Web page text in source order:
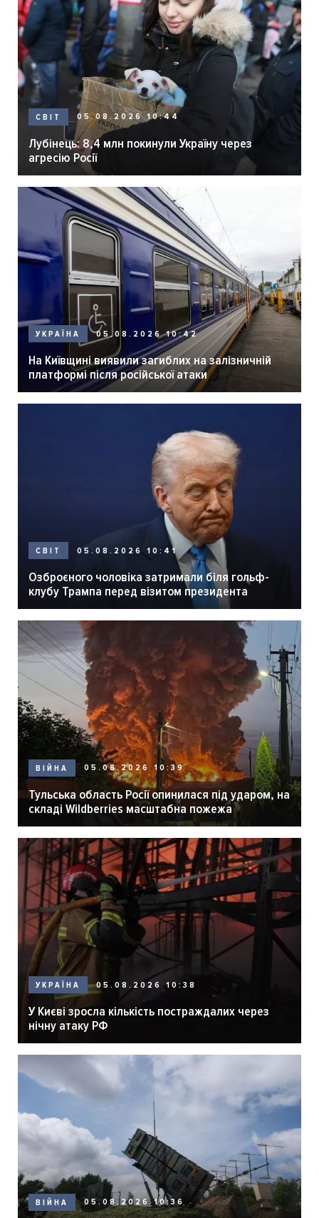
СВІТ 05.08.2026 10:44
Лубінець: 8,4 млн покинули Україну через
агресію Росії
УКРАЇНА 05.08.2026 10:42
На Київщині виявили загиблих на залізничній
платформі після російської атаки
СВІТ 05.08.2026 10:41
Озброєного чоловіка затримали біля гольф-
клубу Трампа перед візитом президента
ВІЙНА 05.08.2026 10:39
Тульська область Росії опинилася під ударом, на
складі Wildberries масштабна пожежа
УКРАЇНА 05.08.2026 10:38
У Києві зросла кількість постраждалих через
нічну атаку РФ
ВІЙНА 05.08.2026 10:36